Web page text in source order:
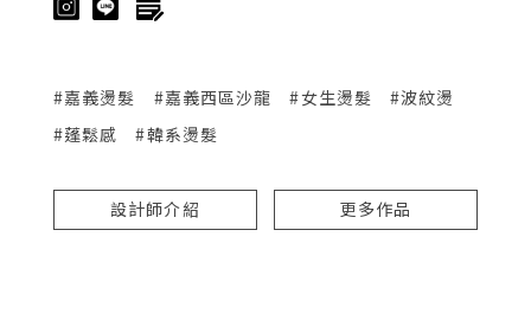
#嘉義燙髮 #嘉義西區沙龍 #女生燙髮
#波紋燙
#蓬鬆感
#韓系燙髮
設計師介紹 更多作品